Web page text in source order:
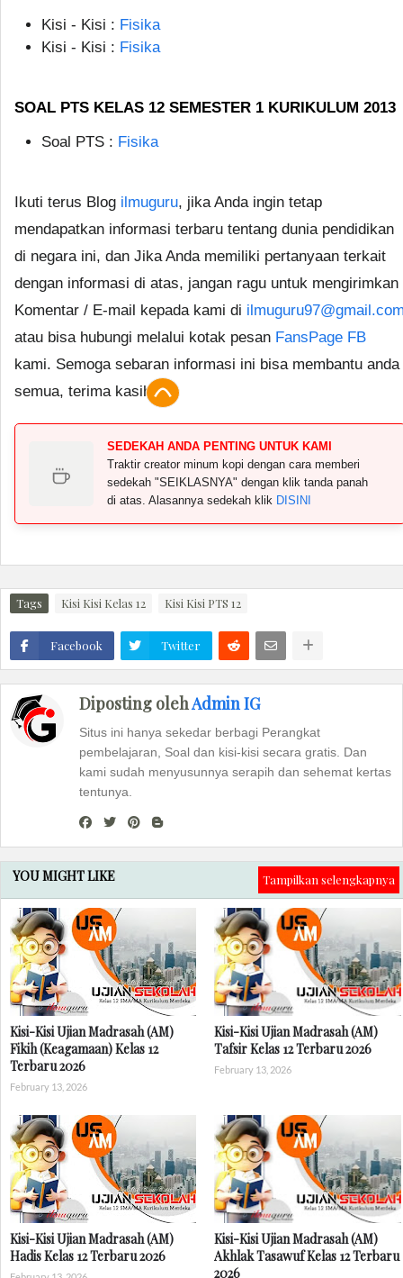
Kisi - Kisi : Fisika
Kisi - Kisi : Fisika
SOAL PTS KELAS 12 SEMESTER 1 KURIKULUM 2013
Soal PTS : Fisika
Ikuti terus Blog ilmuguru, jika Anda ingin tetap
mendapatkan informasi terbaru tentang dunia pendidikan
di negara ini, dan Jika Anda memiliki pertanyaan terkait
dengan informasi di atas, jangan ragu untuk mengirimkan
Komentar / E-mail kepada kami di
atau bisa hubungi melalui kotak pesan FansPage FB
kami. Semoga sebaran informasi ini bisa membantu anda
semua, terima kasih.
SEDEKAH ANDA PENTING UNTUK KAMI
Traktir creator minum kopi dengan cara memberi
sedekah "SEIKLASNYA" dengan klik tanda panah
di atas. Alasannya sedekah klik DISINI
Tags Kisi Kisi Kelas 12 Kisi Kisi PTS 12
Facebook Twitter
Diposting olehAdmin IG
Situs ini hanya sekedar berbagi Perangkat
pembelajaran, Soal dan kisi-kisi secara gratis. Dan
kami sudah menyusunnya serapih dan sehemat kertas
tentunya.
YOU MIGHT LIKE Tampilkan selengkapnya
Kisi-Kisi Ujian Madrasah (AM)
Fikih (Keagamaan) Kelas 12
Terbaru 2026
February 13, 2026
Kisi-Kisi Ujian Madrasah (AM)
Tafsir Kelas 12 Terbaru 2026
February 13, 2026
Kisi-Kisi Ujian Madrasah (AM)
Hadis Kelas 12 Terbaru 2026
Kisi-Kisi Ujian Madrasah (AM)
Akhlak Tasawuf Kelas 12 Terbaru
2026